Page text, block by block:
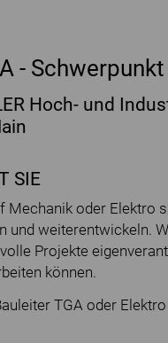
-
Hoch- und
SIE
Mechanik oder Elektro
und weiterentwickeln.
Projekte
können.
TGA oder